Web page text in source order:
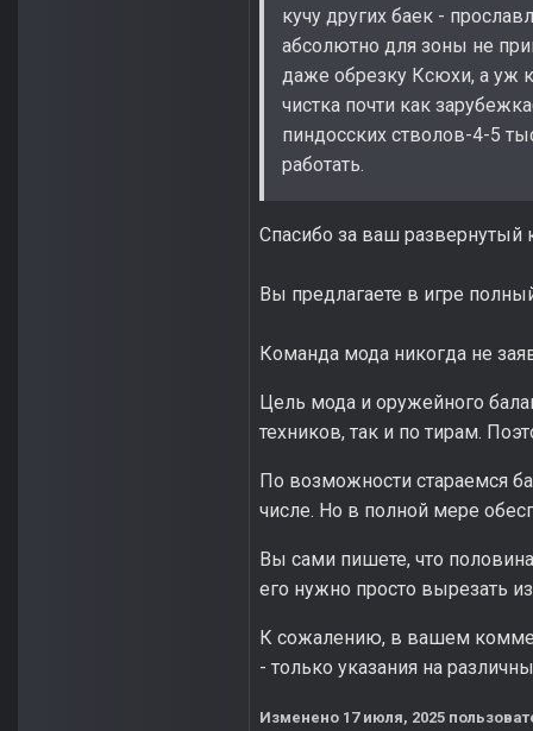
кучу других баек -
абсолютно для зоны не
даже обрезку Ксюхи, а уж
чистка почти как
пиндосских стволов-4-5
работать.
Спасибо за ваш развернутый
Вы предлагаете в игре
Команда мода никогда не
Цель мода и оружейного
техников, так и по тирам.
По возможности стараемся
числе. Но в полной мере
Вы сами пишете, что
его нужно просто вырезать
К сожалению, в вашем
- только указания на
Изменено 17 июля, 2025